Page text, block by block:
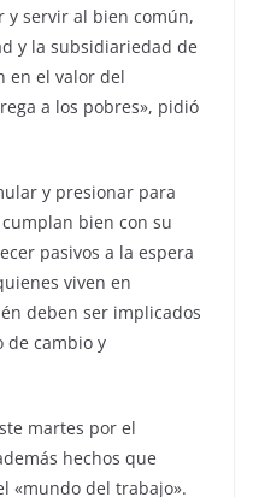
y servir al bien común,
y la subsidiariedad de
en el valor del
a los pobres», pidió
y presionar para
bien con su
pasivos a la espera
viven en
deben ser implicados
de cambio y
martes por el
hechos que
«mundo del trabajo».